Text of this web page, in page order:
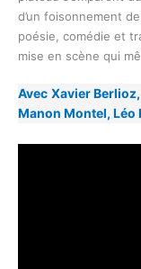
d’un foisonnement
poésie, comédie et
mise en scène qui
Avec Xavier
Manon Montel, Léo